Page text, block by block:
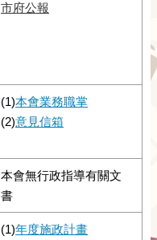
市府公報
(1)本會業務職掌
(2)意見信箱
本會無行政指導有關文
書
(1)年度施政計畫